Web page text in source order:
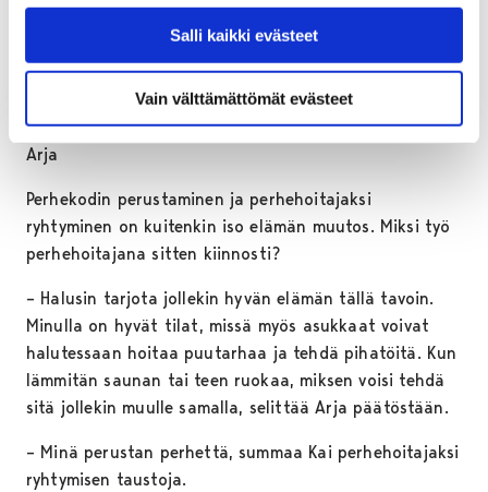
Salli kaikki evästeet
Vain välttämättömät evästeet
perhehoitajaksi ryhtymisessä, päivien ja öiden rytmi on
– Tätä ei ajattele työnä, koska olen jo kotona, toteaa
Arja
Perhekodin perustaminen ja perhehoitajaksi
ryhtyminen on kuitenkin iso elämän muutos. Miksi työ
perhehoitajana sitten kiinnosti?
– Halusin tarjota jollekin hyvän elämän tällä tavoin.
Minulla on hyvät tilat, missä myös asukkaat voivat
halutessaan hoitaa puutarhaa ja tehdä pihatöitä. Kun
lämmitän saunan tai teen ruokaa, miksen voisi tehdä
sitä jollekin muulle samalla, selittää Arja päätöstään.
– Minä perustan perhettä, summaa Kai perhehoitajaksi
ryhtymisen taustoja.